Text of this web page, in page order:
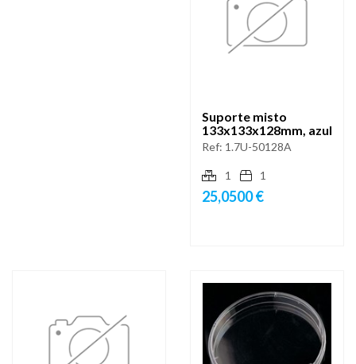
Suporte misto
133x133x128mm, azul
Ref: 1.7U-50128A
1 1
25,0500 €